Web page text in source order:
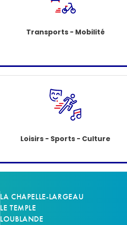
Transports - Mobilité
Loisirs - Sports - Culture
LA CHAPELLE-LARGEAU
LE TEMPLE
LOUBLANDE